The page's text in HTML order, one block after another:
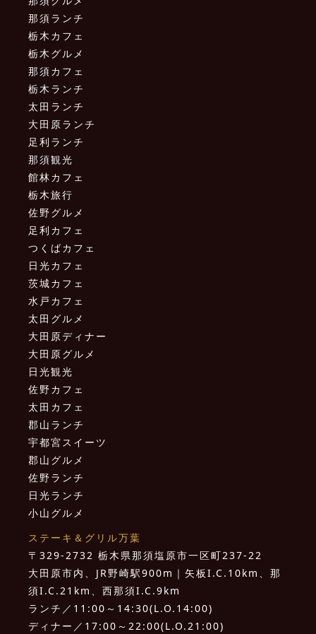
那須ランチ
栃木カフェ
栃木グルメ
那須カフェ
栃木ランチ
太田ランチ
大田原ランチ
足利ランチ
那須観光
館林カフェ
栃木旅行
佐野グルメ
足利カフェ
つくばカフェ
日光カフェ
茨城カフェ
水戸カフェ
太田グルメ
大田原ディナー
大田原グルメ
日光観光
佐野カフェ
太田カフェ
郡山ランチ
宇都宮スイーツ
郡山グルメ
佐野ランチ
日光ランチ
小山グルメ
ステーキ＆グリル万葉
〒329-2732 栃木県那須塩原市一区町237-22
大田原市内、JR野崎駅900m｜矢板I.C.10km、那
須I.C.21km、西那須I.C.9km
ランチ／11:00～14:30(L.O.14:00)
ディナー／17:00～22:00(L.O.21:00)